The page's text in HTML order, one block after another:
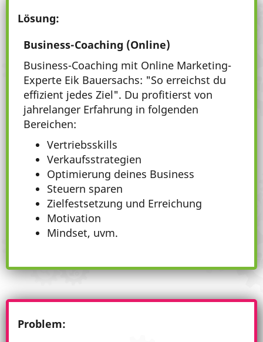
Lösung:
Business-Coaching (Online)
Business-Coaching mit Online Marketing-
Experte Eik Bauersachs: "So erreichst du
effizient jedes Ziel". Du profitierst von
jahrelanger Erfahrung in folgenden
Bereichen:
Vertriebsskills
Verkaufsstrategien
Optimierung deines Business
Steuern sparen
Zielfestsetzung und Erreichung
Motivation
Mindset, uvm.
Problem: